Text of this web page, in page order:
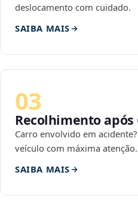
deslocamento com cuidado.
SAIBA MAIS
03
Recolhimento após
Carro envolvido em
veículo com máxima atenção.
SAIBA MAIS